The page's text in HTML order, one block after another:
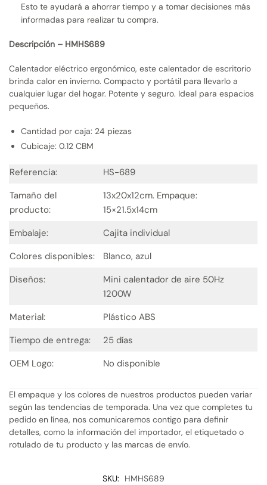
Esto te ayudará a ahorrar tiempo y a tomar decisiones más
informadas para realizar tu compra.
Descripción – HMHS689
Calentador eléctrico ergonómico, este calentador de escritorio
brinda calor en invierno. Compacto y portátil para llevarlo a
cualquier lugar del hogar. Potente y seguro. Ideal para espacios
pequeños.
Cantidad por caja: 24 piezas
Cubicaje: 0.12 CBM
Referencia:
HS-689
Tamaño del
producto:
13x20x12cm. Empaque:
15×21.5x14cm
Embalaje:
Cajita individual
Colores disponibles:
Blanco, azul
Diseños:
Mini calentador de aire 50Hz
1200W
Material:
Plástico ABS
Tiempo de entrega:
25 días
OEM Logo:
No disponible
El empaque y los colores de nuestros productos pueden variar
según las tendencias de temporada. Una vez que completes tu
pedido en línea, nos comunicaremos contigo para definir
detalles, como la información del importador, el etiquetado o
rotulado de tu producto y las marcas de envío.
SKU:
HMHS689